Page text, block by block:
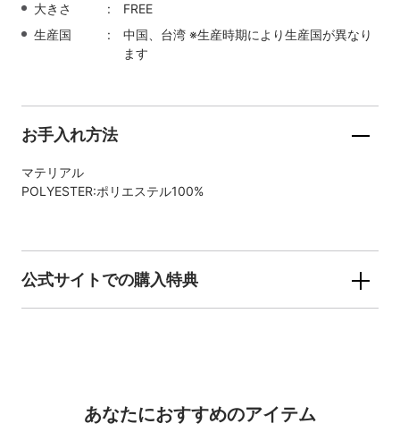
大きさ
FREE
生産国
中国、台湾 ※生産時期により生産国が異なり
ます
お手入れ方法
マテリアル
POLYESTER:ポリエステル100%
公式サイトでの購入特典
あなたにおすすめのアイテム